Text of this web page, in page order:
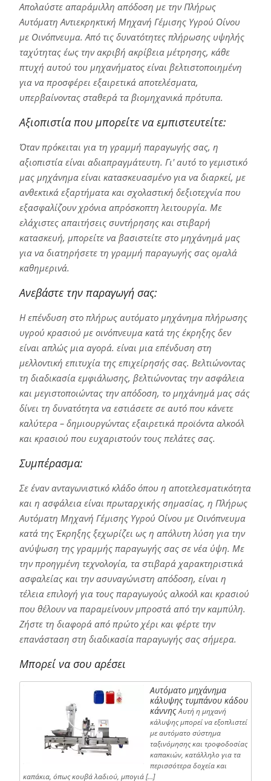
Απολαύστε απαράμιλλη απόδοση με την Πλήρως
Αυτόματη Αντιεκρηκτική Μηχανή Γέμισης Υγρού Οίνου
με Οινόπνευμα. Από τις δυνατότητες πλήρωσης υψηλής
ταχύτητας έως την ακριβή ακρίβεια μέτρησης, κάθε
πτυχή αυτού του μηχανήματος είναι βελτιστοποιημένη
για να προσφέρει εξαιρετικά αποτελέσματα,
υπερβαίνοντας σταθερά τα βιομηχανικά πρότυπα.
Αξιοπιστία που μπορείτε να εμπιστευτείτε:
Όταν πρόκειται για τη γραμμή παραγωγής σας, η
αξιοπιστία είναι αδιαπραγμάτευτη. Γι' αυτό το γεμιστικό
μας μηχάνημα είναι κατασκευασμένο για να διαρκεί, με
ανθεκτικά εξαρτήματα και σχολαστική δεξιοτεχνία που
εξασφαλίζουν χρόνια απρόσκοπτη λειτουργία. Με
ελάχιστες απαιτήσεις συντήρησης και στιβαρή
κατασκευή, μπορείτε να βασιστείτε στο μηχάνημά μας
για να διατηρήσετε τη γραμμή παραγωγής σας ομαλά
καθημερινά.
Ανεβάστε την παραγωγή σας:
Η επένδυση στο πλήρως αυτόματο μηχάνημα πλήρωσης
υγρού κρασιού με οινόπνευμα κατά της έκρηξης δεν
είναι απλώς μια αγορά. είναι μια επένδυση στη
μελλοντική επιτυχία της επιχείρησής σας. Βελτιώνοντας
τη διαδικασία εμφιάλωσης, βελτιώνοντας την ασφάλεια
και μεγιστοποιώντας την απόδοση, το μηχάνημά μας σάς
δίνει τη δυνατότητα να εστιάσετε σε αυτό που κάνετε
καλύτερα – δημιουργώντας εξαιρετικά προϊόντα αλκοόλ
και κρασιού που ευχαριστούν τους πελάτες σας.
Συμπέρασμα:
Σε έναν ανταγωνιστικό κλάδο όπου η αποτελεσματικότητα
και η ασφάλεια είναι πρωταρχικής σημασίας, η Πλήρως
Αυτόματη Μηχανή Γέμισης Υγρού Οίνου με Οινόπνευμα
κατά της Έκρηξης ξεχωρίζει ως η απόλυτη λύση για την
ανύψωση της γραμμής παραγωγής σας σε νέα ύψη. Με
την προηγμένη τεχνολογία, τα στιβαρά χαρακτηριστικά
ασφαλείας και την ασυναγώνιστη απόδοση, είναι η
τέλεια επιλογή για τους παραγωγούς αλκοόλ και κρασιού
που θέλουν να παραμείνουν μπροστά από την καμπύλη.
Ζήστε τη διαφορά από πρώτο χέρι και φέρτε την
επανάσταση στη διαδικασία παραγωγής σας σήμερα.
Μπορεί να σου αρέσει
Αυτόματο μηχάνημα
κάλυψης τυμπάνου κάδου
κάννης Αυτή η μηχανή
κάλυψης μπορεί να εξοπλιστεί
με αυτόματο σύστημα
ταξινόμησης και τροφοδοσίας
καπακιών, κατάλληλο για τα
περισσότερα δοχεία και
καπάκια, όπως κουβά λαδιού, μπογιά […]